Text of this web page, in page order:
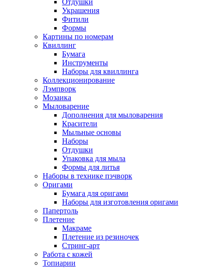
Отдушки
Украшения
Фитили
Формы
Картины по номерам
Квиллинг
Бумага
Инструменты
Наборы для квиллинга
Коллекционирование
Лэмпворк
Мозаика
Мыловарение
Дополнения для мыловарения
Красители
Мыльные основы
Наборы
Отдушки
Упаковка для мыла
Формы для литья
Наборы в технике пэчворк
Оригами
Бумага для оригами
Наборы для изготовления оригами
Папертоль
Плетение
Макраме
Плетение из резиночек
Стринг-арт
Работа с кожей
Топиарии